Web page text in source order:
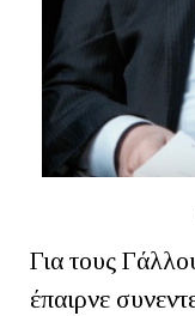
Για τους
έπαιρνε